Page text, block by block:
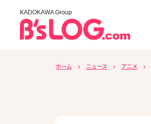
KADOKAWA Group
ホーム ニュース アニメ